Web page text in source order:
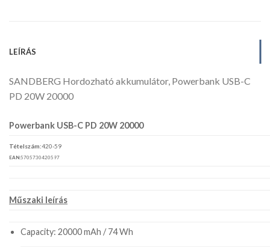
LEÍRÁS
SANDBERG Hordozható akkumulátor, Powerbank USB-C
PD 20W 20000
Powerbank USB-C PD 20W 20000
Tételszám:420-59
EAN:5705730420597
Műszaki leírás
Capacity: 20000 mAh / 74 Wh